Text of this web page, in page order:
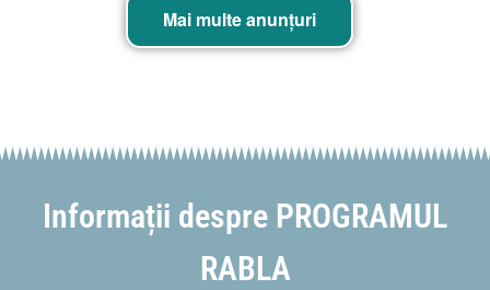
Informații despre PROGRAMUL
RABLA
↓↓↓↓↓↓↓↓↓↓↓